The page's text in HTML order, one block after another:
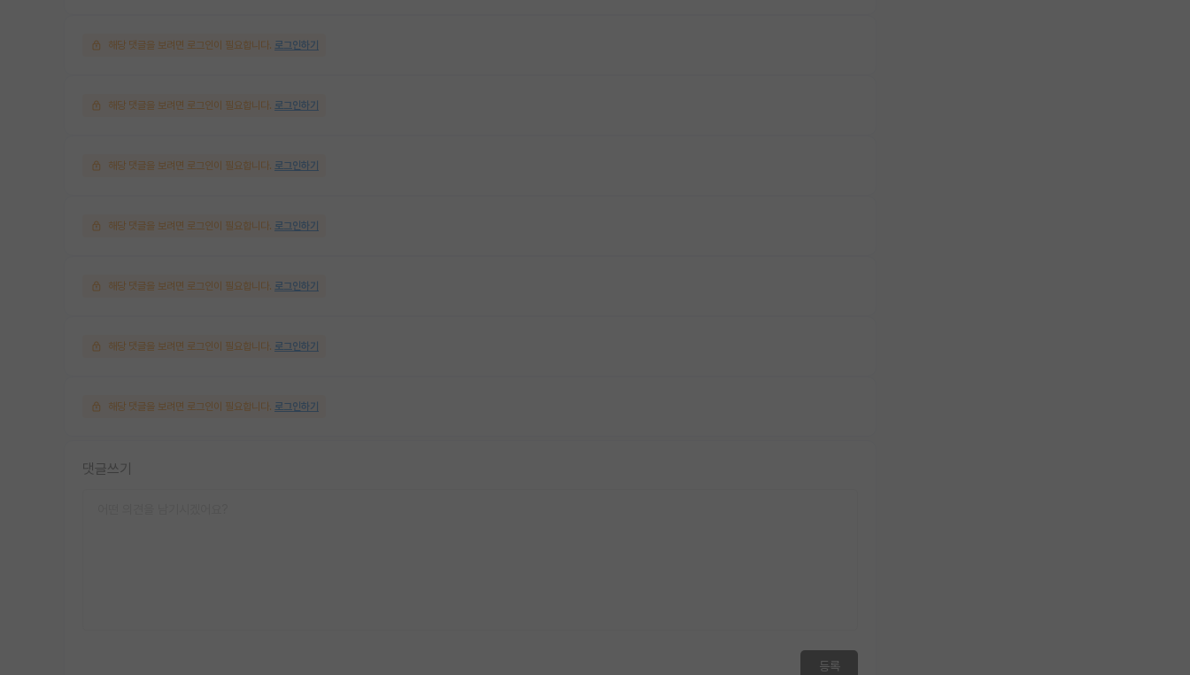
해당 댓글을 보려면 로그인이 필요합니다. 로그인하기
해당 댓글을 보려면 로그인이 필요합니다. 로그인하기
해당 댓글을 보려면 로그인이 필요합니다. 로그인하기
해당 댓글을 보려면 로그인이 필요합니다. 로그인하기
해당 댓글을 보려면 로그인이 필요합니다. 로그인하기
해당 댓글을 보려면 로그인이 필요합니다. 로그인하기
해당 댓글을 보려면 로그인이 필요합니다. 로그인하기
댓글쓰기
등록